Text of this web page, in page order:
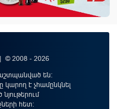
2008 - 2026
են:
կարող է չհամընկնել
հետ: